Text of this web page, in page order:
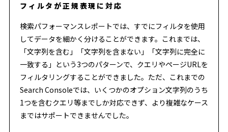
フィルタが正規表現に対応
検索パフォーマンスレポートでは、すでにフィルタを使用
してデータを細かく分けることができます。これまでは、
「文字列を含む」「文字列を含まない」「文字列に完全に
一致する」という3つのパターンで、クエリやページURLを
フィルタリングすることができました。ただ、これまでの
Search Consoleでは、いくつかのオプション文字列のうち
1つを含むクエリ等までしか対応できず、より複雑なケース
まではサポートできませんでした。